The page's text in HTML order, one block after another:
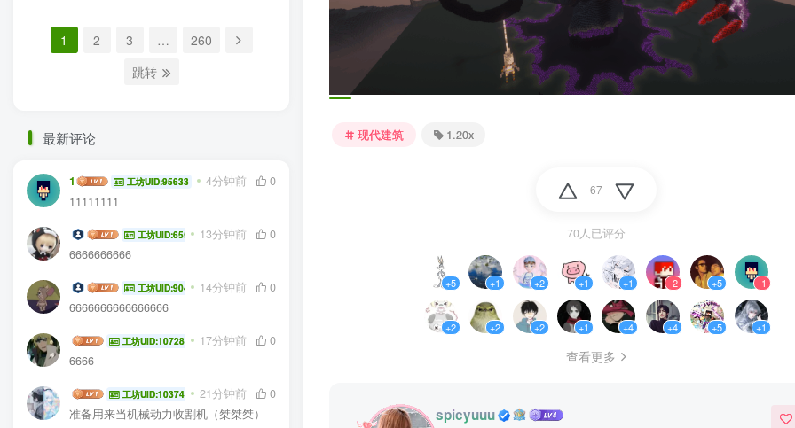
1 2 3 …
260
跳转
最新评论
11saber4514 工坊UID:95633 4分钟前
0
11111111
NBY10032 工坊UID:65524 13分钟前
0
6666666666
zz412421 工坊UID:90458 14分钟前
0
6666666666666666
cheerzoo工坊UID:107288 17分钟前
0
6666
执鄙染生工坊UID:103746 21分钟前
0
准备用来当机械动力收割机（桀桀桀）
现代建筑 1.20x
67
70人已评分
+5 +1 +2 +1 +1 -2 +5 -1
+2 +2 +2 +1 +4 +4 +5 +1
查看更多
spicyuuu